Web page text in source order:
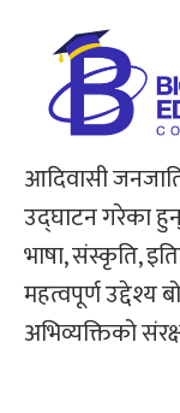
आदिवासी
उद्घाटन गरेका
भाषा, संस्कृति,
महत्वपूर्ण उद्देश्य
अभिव्यक्तिको